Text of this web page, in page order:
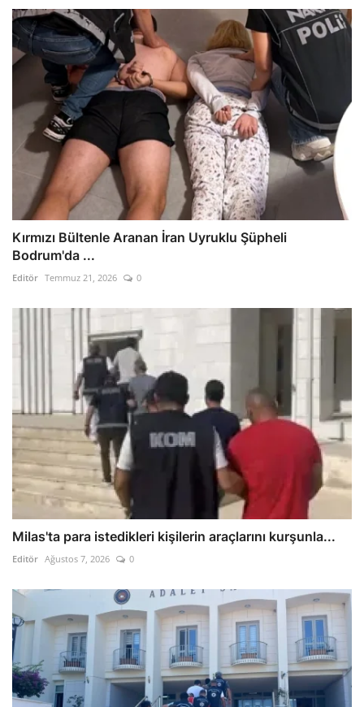
Kırmızı Bültenle Aranan İran Uyruklu Şüpheli
Bodrum'da ...
Editör Temmuz 21, 2026 0
Milas'ta para istedikleri kişilerin araçlarını kurşunla...
Editör Ağustos 7, 2026 0